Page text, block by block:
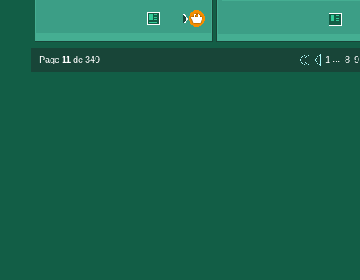
Page 11 de 349 1 ... 8 9